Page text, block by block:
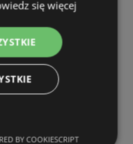
się więcej
BY COOKIESCRIPT